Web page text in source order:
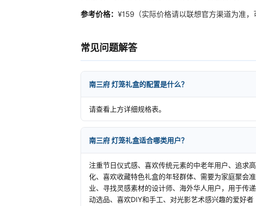
参考价格： ¥159（实际价格请以联想官方渠道为准，
常见问题解答
南三府 灯笼礼盒的配置是什么？
请查看上方详细规格表。
南三府 灯笼礼盒适合哪类用户？
注重节日仪式感、喜欢传统元素的中老年用户、追求
化、喜欢收藏特色礼盒的年轻群体、需要为家庭聚会
业、寻找灵感素材的设计师、海外华人用户，用于传
动选品、喜欢DIY和手工、对光影艺术感兴趣的爱好者